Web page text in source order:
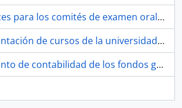
los comités de examen oral de Tesis/Disertaciones.
de cursos de la universidad de York.
contabilidad de los fondos gastados para el comité.